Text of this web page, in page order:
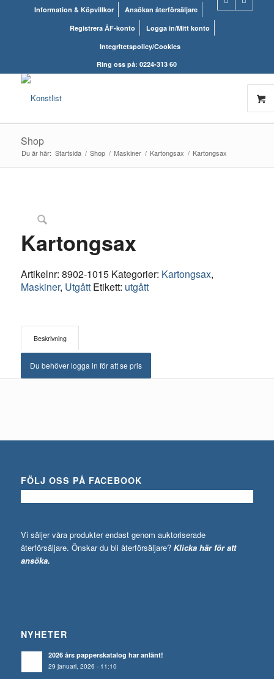
Information & Köpvillkor
Ansökan återförsäljare
Registrera ÅF-konto
Logga in/Mitt konto
Integritetspolicy/Cookies
Ring oss på: 0224-313 60
Shop
Du är här: Startsida / Shop / Maskiner / Kartongsax / Kartongsax
Kartongsax
Artikelnr: 8902-1015 Kategorier: Kartongsax,
Maskiner, Utgått Etikett: utgått
Beskrivning
Du behöver logga in för att se pris
FÖLJ OSS PÅ FACEBOOK
Vi säljer våra produkter endast genom auktoriserade
återförsäljare. Önskar du bli återförsäljare? Klicka här för att
ansöka.
NYHETER
2026 års papperskatalog har anlänt!
29 januari, 2026 - 11:10